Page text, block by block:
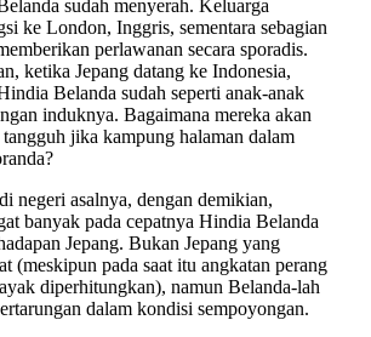
sudah menyerah. Keluarga
ke London, Inggris, sementara sebagian
perlawanan secara sporadis.
ketika Jepang datang ke Indonesia,
Belanda sudah seperti anak-anak
induknya. Bagaimana mereka akan
jika kampung halaman dalam
negeri asalnya, dengan demikian,
banyak pada cepatnya Hindia Belanda
Jepang. Bukan Jepang yang
(meskipun pada saat itu angkatan perang
diperhitungkan), namun Belanda-lah
dalam kondisi sempoyongan.